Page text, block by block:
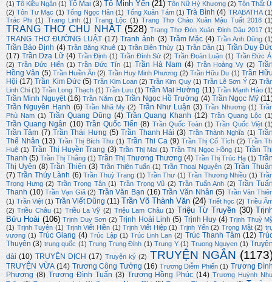
(1) Tô Kiều Ngân (1) Tố Mai (3) Tô Minh Yến (21) Tôn Nữ Hỷ Khương (2) Tôn Thất
(2) Tôn Tư Mạc (1) Tống Ngọc Hân (1) Tống Xuân Tám (1) Trà Bình (4) TRABATHA
Trác Phi (1) Trang Linh (1) Trang Lộc (1) Trang Thơ Chào Xuân Mậu Tuất 2018
TRANG THƠ CHỦ NHẬT (528) Trang Thơ Đón Xuân Đinh Dậu 2017
TRANG THƠ ĐƯỜNG LUẬT (17) Tranh ảnh (3) Trầm Mặc (4) Trần Anh Dũng
Trần Bảo Định (4) Trần Băng Khuê (1) Trần Biên Thùy (1) Trần Dần (1) Trần Duy
(17) Trần Dzạ Lữ (4) Trần Định (1) Trần Đình Sử (2) Trần Đoàn Luận (1) Trần Đức
(2) Trần Đức Hiển (1) Trần Đức Tín (1) Trần Hà Nam (4) Trần Hoàng Vy (2)
Hồng Vân (5) Trần Huiền Ân (2) Trần Huy Minh Phương (2) Trần Hữu Du (1) Trần
Hội (17) Trần Kim Đức (5) Trần Kim Loan (2) Trần Kim Quy (1) Trần Lê Sơn Ý (2)
Linh Chi (1) Trần Long Thạch (1) Trần Lưu (1) Trần Mai Hường (11) Trần Mạnh Hảo
Trần Minh Nguyệt (16) Trần Năm (1) Trần Ngọc Hồ Trường (4) Trần Ngọc Mỹ
Trần Nguyên Hạnh (6) Trần Nhã My (2) Trần Như Luận (3) Trần Nhương (1)
Phù Nam (1) Trần Quang Dũng (4) Trần Quang Khanh (12) Trần Quang Lộc
Trần Quang Ngân (10) Trần Quốc Tiến (8) Trần Quốc Toàn (1) Trần Quốc Việt
Trần Tâm (7) Trần Thái Hưng (5) Trần Thanh Hải (3) Trần Thành Nghĩa (1)
Thế Nhân (13) Trần Thị Bích Thu (1) Trần Thi Ca (9) Trần Thị Cổ Tích (2) Trần
Huệ (1) Trần Thị Huyền Trang (3) Trần Thị Mai (1) Trần Thị Ngọc Hồng (1) Trần
Thanh (5) Trần Thị Thắng (1) Trần Thị Thương Thương (4) Trần Thị Trúc Hạ (1)
Thị Uyên (8) Trần Thiện (3) Trần Thiện Tuấn (1) Trần Thoại Nguyên (2) Trần
(7) Trần Thúy Lành (6) Trần Thuỳ Trang (1) Trần Thư (1) Trần Thương Nhiều (1)
Trọng Hưng (2) Trần Trọng Tân (1) Trần Trọng Vũ (2) Trần Tuấn Anh (2) Trần
Thanh (10) Trần Vạn Giã (2) Trần Văn Bạn (16) Trần Văn Nhân (5) Trần Văn
(1) Trần Việt (1) Trần Viết Dũng (11) Trần Võ Thành Văn (24) Triết học (2) Triều
(2) Triều Châu (1) Triều La Vỹ (2) Triệu Lam Châu (1) Triệu Từ Truyền (30)
Bửu Hoài (106) Trịnh Duy Sơn (2) Trịnh Hoài Linh (5) Trịnh Huy (4) Trịnh Thuỳ
(1) Trịnh Tuyên (1) Trịnh Viết Hiền (1) Trịnh Viết Hiệp (1) Trịnh Yến (2) Trọng Mật (2)
vương (1) Trúc Giang (4) Trúc Lập (1) Trúc Linh Lan (2) Trúc Thanh Tâm (12)
Thuyên (3) trung quốc (1) Trung Trung Đỉnh (1) Trung Y (1) Truong Nguyen (1)
dài (10) TRUYỆN DỊCH (17) Truyện ký (2) TRUYỆN NGẮN
TRUYỆN VỪA (14) Trương Công Tưởng (16) Trương Diễm Phiến (1) Trương
Phượng (8) Trương Đình Tuấn (3) Trương Hồng Phúc (14) Trương Huỳnh